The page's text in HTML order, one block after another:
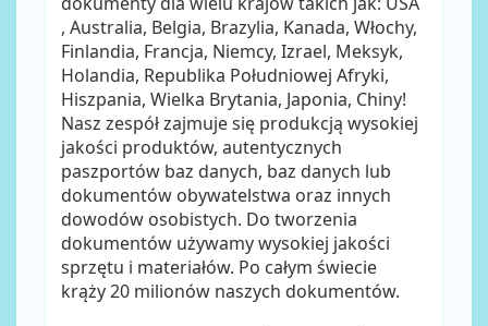
, Australia, Belgia, Brazylia, Kanada, Włochy,
Finlandia, Francja, Niemcy, Izrael, Meksyk,
Holandia, Republika Południowej Afryki,
Hiszpania, Wielka Brytania, Japonia, Chiny!
Nasz zespół zajmuje się produkcją wysokiej
jakości produktów, autentycznych
paszportów baz danych, baz danych lub
dokumentów obywatelstwa oraz innych
dowodów osobistych. Do tworzenia
dokumentów używamy wysokiej jakości
sprzętu i materiałów. Po całym świecie
krąży 20 milionów naszych dokumentów.